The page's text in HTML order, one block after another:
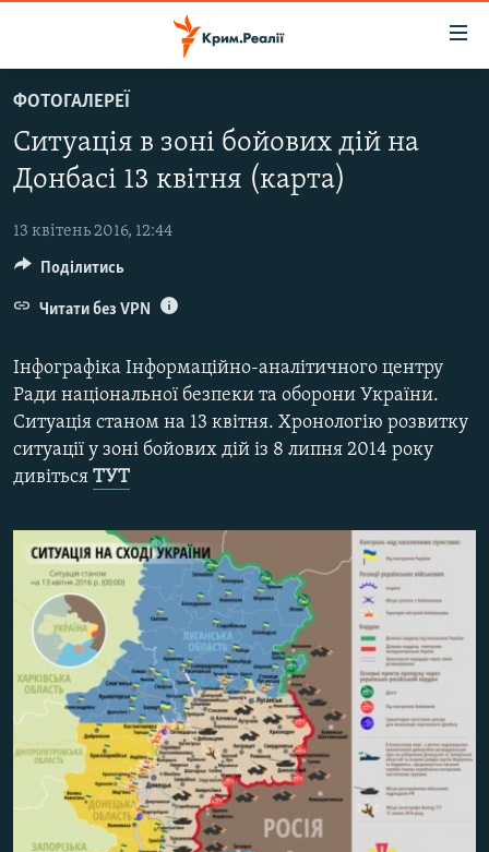
до
основного
матеріалу
Перейти
до
навігації
Перейти
пошуку
ВОДА.КРИМ
ВІДЕО ТА ФОТО
ПОЛІТИКА
БЛОГИ
ПОГЛЯД
ВСЕ ЗА ДЕНЬ
СПЕЦПРОЕКТИ
ДЕПОРТАЦІЯ
СВІДЧЕННЯ ОКУПАЦІЇ
УКРАЇНСЬКА ПРОБЛЕМА КРИМУ
ІНФОГРАФІКА
ЯК ОБІЙТИ БЛОКУВАННЯ
Русский
Qırımtatar
ДОЛУЧАЙСЯ!
Усі сайти RFE/RL
ФОТОГАЛЕРЕЇ
Ситуація в зоні бойових дій на
Донбасі 13 квітня (карта)
13 квітень 2016, 12:44
Інфографіка Інформаційно-аналітичного центру
Ради національної безпеки та оборони України.
Ситуація станом на 13 квітня. Хронологію розвитку
ситуації у зоні бойових дій із 8 липня 2014 року
дивіться ТУТ
Поділитись
Читати без VPN